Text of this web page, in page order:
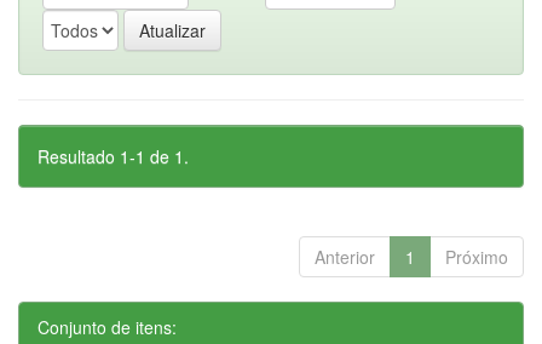
Resultado 1-1 de 1.
Anterior 1 Próximo
Conjunto de itens: